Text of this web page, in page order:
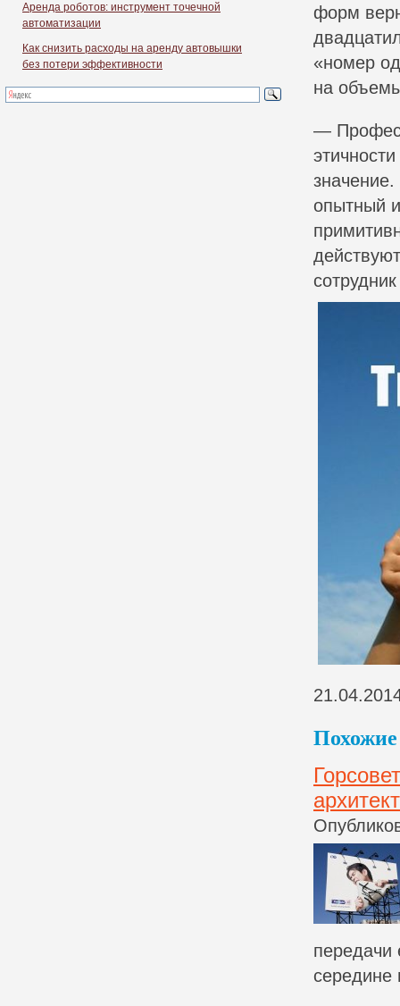
Аренда роботов: инструмент точечной
автоматизации
Как снизить расходы на аренду автовышки
без потери эффективности
форм
«номер
на
—
опытный
Похожие
передачи
середине